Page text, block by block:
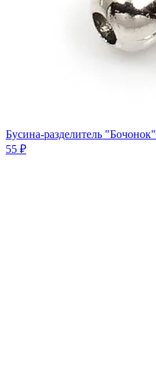
Бусина-разделитель "Бочонок"
55 ₽